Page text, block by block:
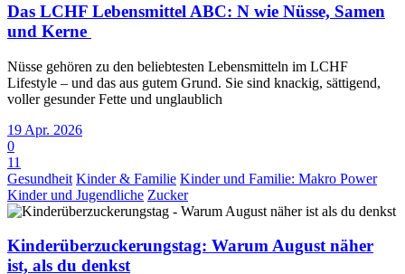
Das LCHF Lebensmittel ABC: N wie Nüsse, Samen
und Kerne
Nüsse gehören zu den beliebtesten Lebensmitteln im LCHF
Lifestyle – und das aus gutem Grund. Sie sind knackig, sättigend,
voller gesunder Fette und unglaublich
19 Apr. 2026
0
11
Gesundheit Kinder & Familie Kinder und Familie: Makro Power
Kinder und Jugendliche Zucker
Kinderüberzuckerungstag: Warum August näher
ist, als du denkst